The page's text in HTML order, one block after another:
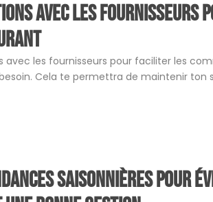
avec les fournisseurs
avec les fournisseurs pour faciliter les
Cela te permettra de maintenir
saisonnières pour